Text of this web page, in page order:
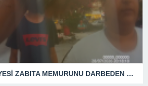
KUŞADASI BELEDİYESİ ZABITA MEMURUNU DARBEDEN DİLENCİ 2 KADIN TUTUKLANDI